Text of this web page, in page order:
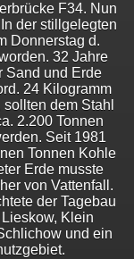
F34. Nun
der stillgelegten
Donnerstag d.
32 Jahre
Sand und Erde
24 Kilogramm
dem Stahl
2.200 Tonnen
Seit 1981
Tonnen Kohle
Erde musste
von Vattenfall.
der Tagebau
Klein
und ein